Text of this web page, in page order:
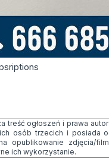
ogłoszeń i prawa
osób trzecich i posiada
opublikowanie zdjęcia/
ich wykorzystanie.